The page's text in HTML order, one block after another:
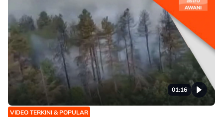
01:16
VIDEO TERKINI & POPULAR